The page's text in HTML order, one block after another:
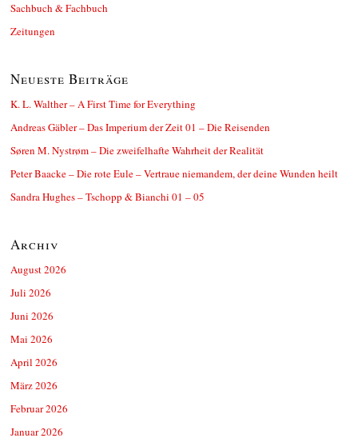
Sachbuch & Fachbuch
Zeitungen
Neueste Beiträge
K. L. Walther – A First Time for Everything
Andreas Gäbler – Das Imperium der Zeit 01 – Die Reisenden
Søren M. Nystrøm – Die zweifelhafte Wahrheit der Realität
Peter Baacke – Die rote Eule – Vertraue niemandem, der deine Wunden heilt
Sandra Hughes – Tschopp & Bianchi 01 – 05
Archiv
August 2026
Juli 2026
Juni 2026
Mai 2026
April 2026
März 2026
Februar 2026
Januar 2026